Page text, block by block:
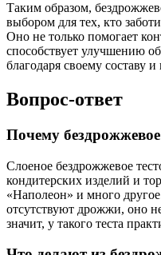
Таким образом,
выбором для тех, кто
Оно не только помогает
способствует улучшению
благодаря своему составу
Вопрос-ответ
Почему
Слоеное бездрожжевое
кондитерских изделий и
«Наполеон» и много
отсутствуют дрожжи, оно
значит, у такого теста